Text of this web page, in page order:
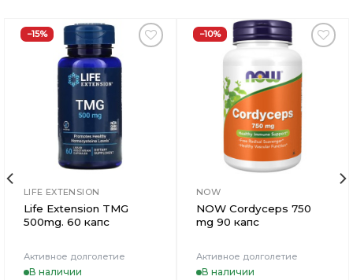
−15%
Добавить
Вишлист
LIFE EXTENSION
Life Extension TMG
500mg. 60 капс
Активное долголетие
В наличии
−10%
NOW
NOW Cordyceps 750
mg 90 капс
Активное долголетие
В наличии